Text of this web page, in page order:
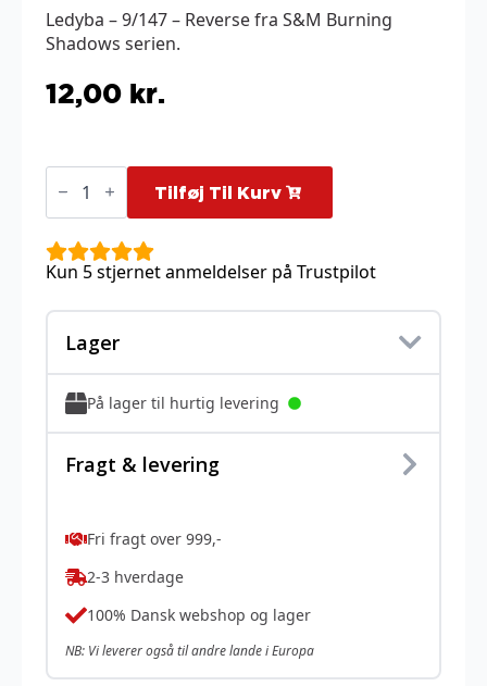
Ledyba – 9/147 – Reverse fra S&M Burning
Shadows serien.
12,00 kr.
Ledyba
-
Reverse
antal
Tilføj Til Kurv
Kun 5 stjernet anmeldelser på Trustpilot
Lager
På lager til hurtig levering
Fragt & levering
Fri fragt over 999,-
2-3 hverdage
100% Dansk webshop og lager
NB: Vi leverer også til andre lande i Europa